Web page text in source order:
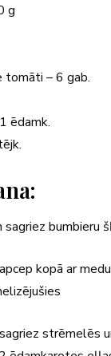
g
– 6 gab.
ēdamk.
sagriez bumbieru
kopā ar
strēmelēs